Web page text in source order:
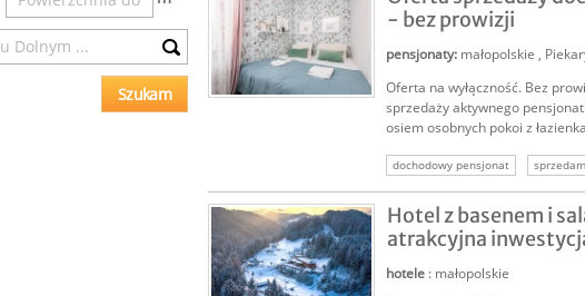
- bez prowizji
pensjonaty: małopolskie ,
Oferta na wyłączność. Bez
sprzedaży aktywnego
osiem osobnych pokoi z
dochodowy pensjonat
nieruchomości komercyjne
Hotel z basenem i
atrakcyjna
hotele : małopolskie